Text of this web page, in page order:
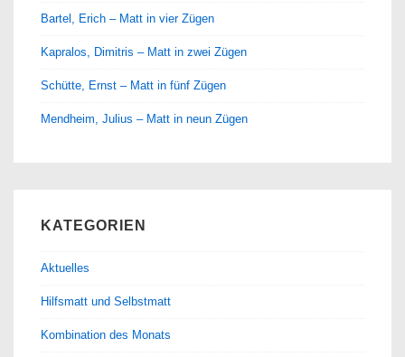
Bartel, Erich – Matt in vier Zügen
Kapralos, Dimitris – Matt in zwei Zügen
Schütte, Ernst – Matt in fünf Zügen
Mendheim, Julius – Matt in neun Zügen
KATEGORIEN
Aktuelles
Hilfsmatt und Selbstmatt
Kombination des Monats